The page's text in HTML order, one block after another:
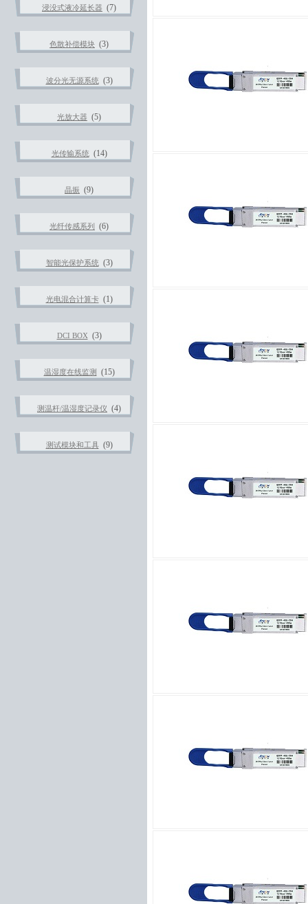
浸没式液冷延长器 (7)
色散补偿模块 (3)
波分光无源系统(3)
光放大器 (5)
光传输系统(14)
晶振 (9)
光纤传感系列 (6)
智能光保护系统(3)
光电混合计算卡(1)
DCI BOX(3)
温湿度在线监测 (15)
测温杆/温湿度记录仪 (4)
测试模块和工具(9)